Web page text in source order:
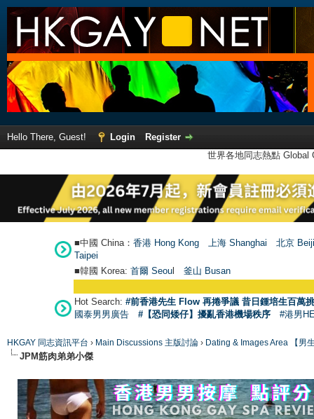
Hello There, Guest! Login
Register
世界各地同志熱點
■中國 China： 香港 Hong Kong 上海 Shanghai
北京
Taipei
■韓國 Korea: 首爾 Seoul 釜山 Busan
Hot Search: #前香港先生 Flow 再捲爭議 昔日鍾培生百萬
國泰男男廣告
#【恐同矮仔】擾亂香港機場秩序 #港男
HKGAY 同志資訊平台 › Main Discussions 主版討論 › Dating & Images Area 【男
JPM筋肉弟弟小傑